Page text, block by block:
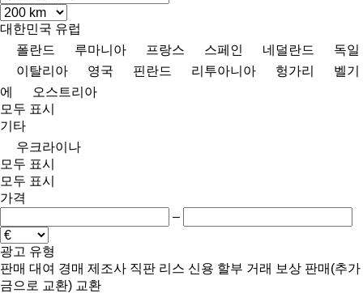
대한민국 유럽
폴란드
루마니아 프랑스 스페인 네덜란드
독일
이탈리아
영국 핀란드 리투아니아 헝가리
벨기
에
오스트리아
모두 표시
기타
우크라이나
모두 표시
모두 표시
가격
–
광고 유형
판매 대여 경매 제조사 직판 리스 신용 할부 거래 보상 판매(추가
금으로 교환) 교환